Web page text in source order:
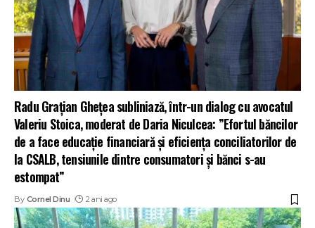
Radu Grațian Ghețea subliniază, într-un dialog cu avocatul
Valeriu Stoica, moderat de Daria Niculcea: ”Efortul băncilor
de a face educație financiară și eficiența conciliatorilor de
la CSALB, tensiunile dintre consumatori și bănci s-au
estompat”
By Cornel Dinu 2 ani ago